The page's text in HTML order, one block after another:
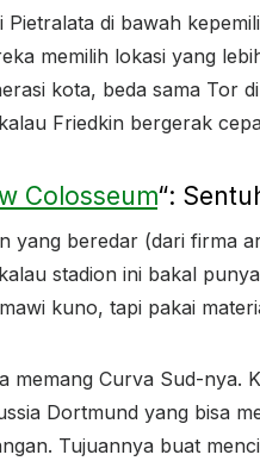
di bawah
memilih lokasi yang
kota, beda sama Tor
Friedkin bergerak
Colosseum“:
yang beredar (dari firma
stadion ini bakal
kuno, tapi pakai
memang Curva Sud-nya.
Dortmund yang bisa
Tujuannya buat